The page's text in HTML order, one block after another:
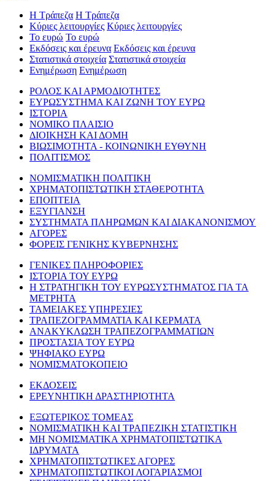
Η Τράπεζα Η Τράπεζα
Κύριες λειτουργίες Κύριες λειτουργίες
Το ευρώ Το ευρώ
Εκδόσεις και έρευνα Εκδόσεις και έρευνα
Στατιστικά στοιχεία Στατιστικά στοιχεία
Ενημέρωση Ενημέρωση
ΡΟΛΟΣ ΚΑΙ ΑΡΜΟΔΙΟΤΗΤΕΣ
ΕΥΡΩΣΥΣΤΗΜΑ ΚΑΙ ΖΩΝΗ ΤΟΥ ΕΥΡΩ
ΙΣΤΟΡΙΑ
ΝΟΜΙΚΟ ΠΛΑΙΣΙΟ
ΔΙΟΙΚΗΣΗ ΚΑΙ ΔΟΜΗ
ΒΙΩΣΙΜΟΤΗΤΑ - ΚΟΙΝΩΝΙΚΗ ΕΥΘΥΝΗ
ΠΟΛΙΤΙΣΜΟΣ
ΝΟΜΙΣΜΑΤΙΚΗ ΠΟΛΙΤΙΚΗ
ΧΡΗΜΑΤΟΠΙΣΤΩΤΙΚΗ ΣΤΑΘΕΡΟΤΗΤΑ
ΕΠΟΠΤΕΙΑ
ΕΞΥΓΙΑΝΣΗ
ΣΥΣΤΗΜΑΤΑ ΠΛΗΡΩΜΩΝ ΚΑΙ ΔΙΑΚΑΝΟΝΙΣΜΟΥ
ΑΓΟΡΕΣ
ΦΟΡΕΙΣ ΓΕΝΙΚΗΣ ΚΥΒΕΡΝΗΣΗΣ
ΓΕΝΙΚΕΣ ΠΛΗΡΟΦΟΡΙΕΣ
ΙΣΤΟΡΙΑ ΤΟΥ ΕΥΡΩ
Η ΣΤΡΑΤΗΓΙΚΗ ΤΟΥ ΕΥΡΩΣΥΣΤΗΜΑΤΟΣ ΓΙΑ ΤΑ
ΜΕΤΡΗΤΑ
ΤΑΜΕΙΑΚΕΣ ΥΠΗΡΕΣΙΕΣ
ΤΡΑΠΕΖΟΓΡΑΜΜΑΤΙΑ ΚΑΙ ΚΕΡΜΑΤΑ
ΑΝΑΚΥΚΛΩΣΗ ΤΡΑΠΕΖΟΓΡΑΜΜΑΤΙΩΝ
ΠΡΟΣΤΑΣΙΑ ΤΟΥ ΕΥΡΩ
ΨΗΦΙΑΚΟ ΕΥΡΩ
ΝΟΜΙΣΜΑΤΟΚΟΠΕΙΟ
ΕΚΔΟΣΕΙΣ
ΕΡΕΥΝΗΤΙΚΗ ΔΡΑΣΤΗΡΙΟΤΗΤΑ
ΕΞΩΤΕΡΙΚΟΣ ΤΟΜΕΑΣ
ΝΟΜΙΣΜΑΤΙΚΗ ΚΑΙ ΤΡΑΠΕΖΙΚΗ ΣΤΑΤΙΣΤΙΚΗ
ΜΗ ΝΟΜΙΣΜΑΤΙΚΑ ΧΡΗΜΑΤΟΠΙΣΤΩΤΙΚΑ
ΙΔΡΥΜΑΤΑ
ΧΡΗΜΑΤΟΠΙΣΤΩΤΙΚΕΣ ΑΓΟΡΕΣ
ΧΡΗΜΑΤΟΠΙΣΤΩΤΙΚΟΙ ΛΟΓΑΡΙΑΣΜΟΙ